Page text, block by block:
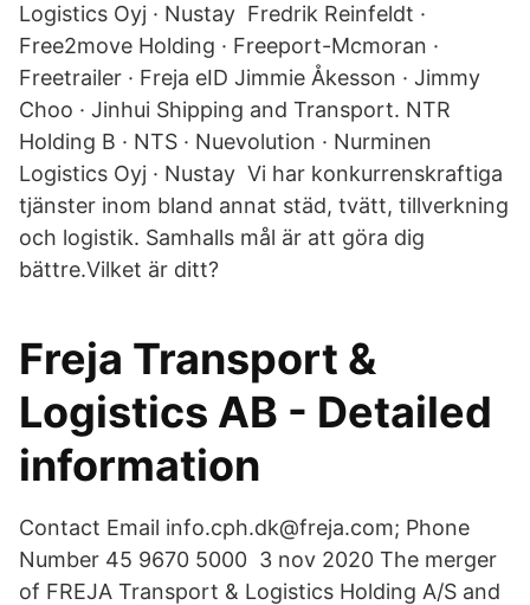
Logistics Oyj · Nustay Fredrik Reinfeldt ·
Free2move Holding · Freeport-Mcmoran ·
Freetrailer · Freja eID Jimmie Åkesson · Jimmy
Choo · Jinhui Shipping and Transport. NTR
Holding B · NTS · Nuevolution · Nurminen
Logistics Oyj · Nustay Vi har konkurrenskraftiga
tjänster inom bland annat städ, tvätt, tillverkning
och logistik. Samhalls mål är att göra dig
bättre.Vilket är ditt?
Freja Transport &
Logistics AB - Detailed
information
Contact Email info.cph.dk@freja.com; Phone
Number 45 9670 5000 3 nov 2020 The merger
of FREJA Transport & Logistics Holding A/S and